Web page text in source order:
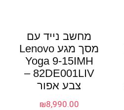
מחשב נייד עם
מסך מגע Lenovo
Yoga 9-15IMH
82DE001LIV –
צבע אפור
₪8,990.00